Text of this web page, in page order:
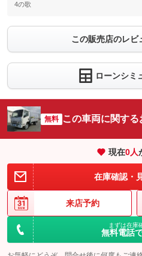
4の歌
この販売店のレビ
ローンシミ
無料 この車両に関す
現在0人
在庫確認・
来店予約
まずは在庫
無料電話